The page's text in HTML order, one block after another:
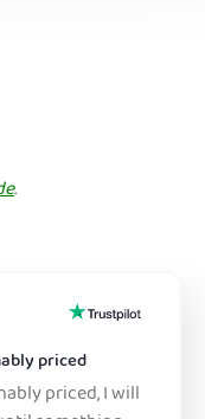
.
priced
priced, I will